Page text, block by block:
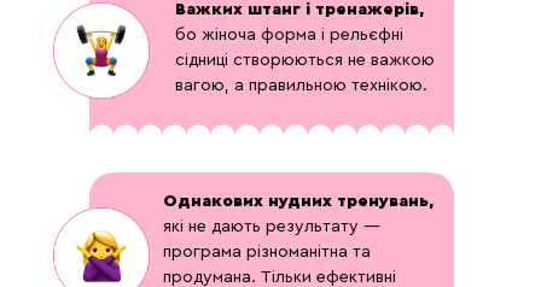
Важких штанг і тренажерів,
бо жіноча форма і рельєфні
сідниці створюються не важкою
вагою, а правильною технікою.
Однакових нудних тренувань,
які не дають результату —
програма різноманітна та
продумана. Тільки ефективні